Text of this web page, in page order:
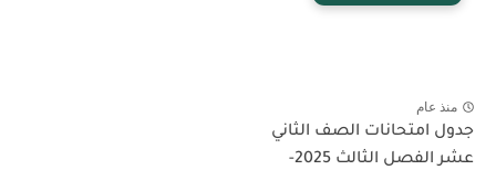
منذ عام
جدول امتحانات الصف الثاني
عشر الفصل الثالث 2025-